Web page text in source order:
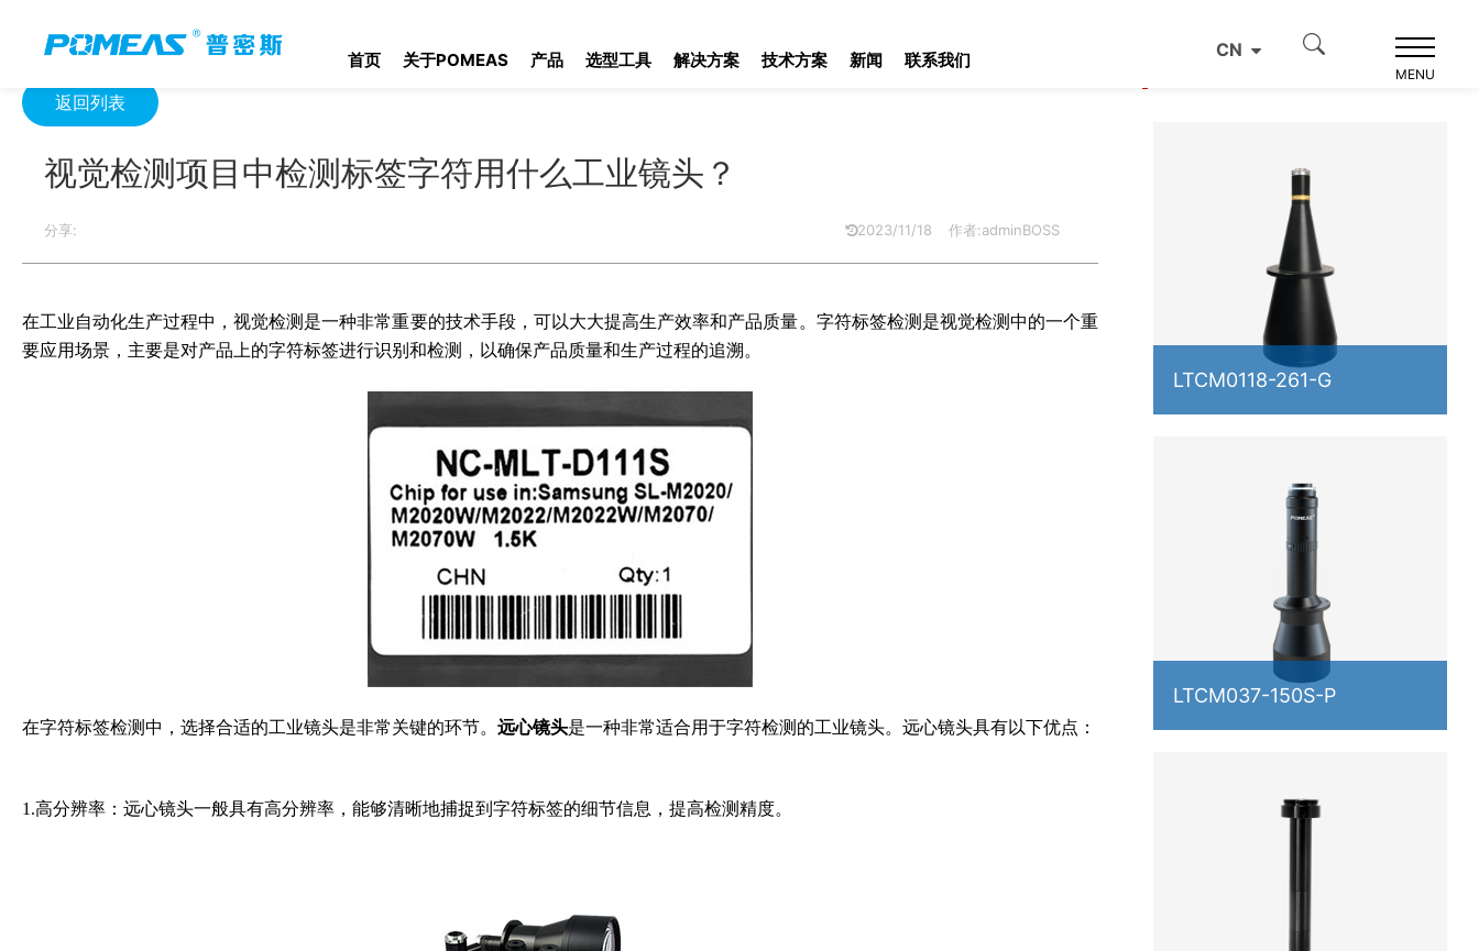
首页 关于POMEAS 产品 选型工具 解决方案 技术方案 新闻 联系我们 CN
MENU
返回列表
视觉检测项目中检测标签字符用什么工业镜头？
分享: 2023/11/18 作者:adminBOSS
在工业自动化生产过程中，视觉检测是一种非常重要的技术手段，可以大大提高生产效率和产品质量。字符标签检测是视觉检测中的一个重
要应用场景，主要是对产品上的字符标签进行识别和检测，以确保产品质量和生产过程的追溯。
在字符标签检测中，选择合适的工业镜头是非常关键的环节。 远心镜头是一种非常适合用于字符检测的工业镜头。远心镜头具有以下优点：
1.高分辨率：远心镜头一般具有高分辨率，能够清晰地捕捉到字符标签的细节信息，提高检测精度。
LTCM0118-261-G
LTCM037-150S-P